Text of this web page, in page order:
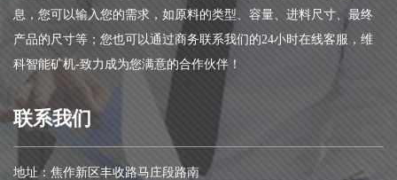
息，您可以输入您的需求，如原料的类型、容量、进料尺寸、最终
产品的尺寸等；您也可以通过商务联系我们的24小时在线客服，维
科智能矿机-致力成为您满意的合作伙伴！
联系我们
地址：焦作新区丰收路马庄段路南